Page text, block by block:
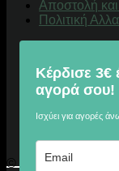
Αποστολή
Πολιτική
Κέρδισε 3€
αγορά σου!
Ισχύει για αγορές
© 2026 Digitalu.gr